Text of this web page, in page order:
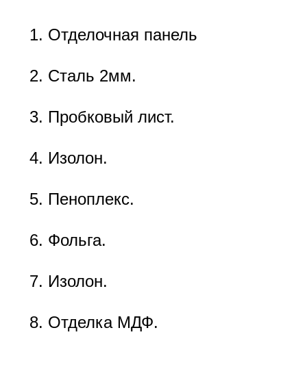
Отделочная панель
Сталь 2мм.
Пробковый лист.
Изолон.
Пеноплекс.
Фольга.
Изолон.
Отделка МДФ.